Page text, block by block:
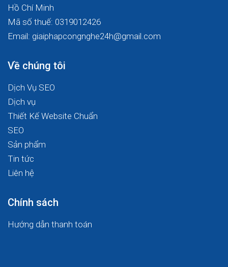
Hồ Chí Minh
Mã số thuế: 0319012426
Email: giaiphapcongnghe24h@gmail.com
Về chúng tôi
Dịch Vụ SEO
Dịch vụ
Thiết Kế Website Chuẩn
SEO
Sản phẩm
Tin tức
Liên hệ
Chính sách
Hướng dẫn thanh toán